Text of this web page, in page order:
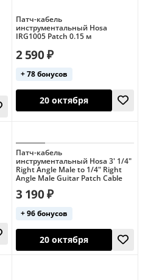
Патч-кабель
инструментальный Hosa
IRG1005 Patch 0.15 м
2 590 ₽
+ 78 бонусов
20 октября
Патч-кабель
инструментальный Hosa 3' 1/4"
Right Angle Male to 1/4" Right
Angle Male Guitar Patch Cable
3 190 ₽
+ 96 бонусов